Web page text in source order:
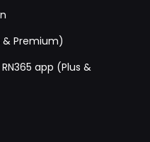
Premium)
app (Plus &